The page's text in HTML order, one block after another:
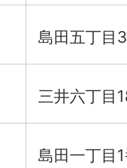
島田五丁目
三井六丁目
島田一丁目